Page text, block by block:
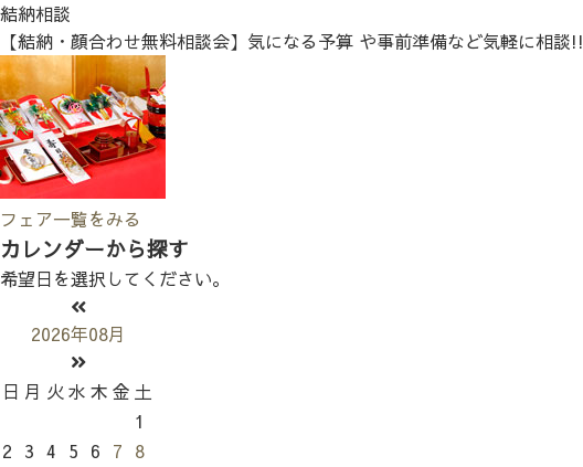
結納相談
【結納・顔合わせ無料相談会】気になる予算 や事前準備など気軽に相談!!
フェア一覧をみる
カレンダーから探す
希望日を選択してください。
2026年08月
日 月 火 水 木 金 土
1
2 3 4 5 6 7 8